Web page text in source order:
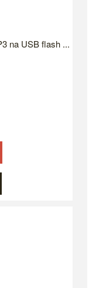
na USB flash ...